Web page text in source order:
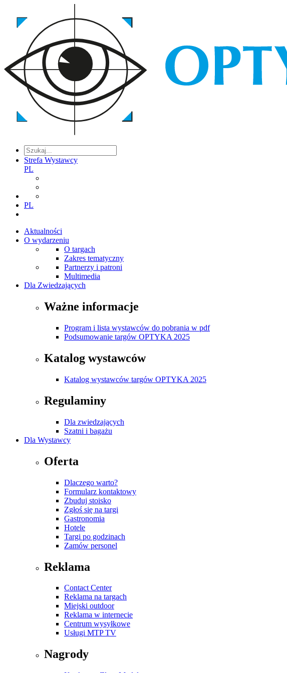
Strefa Wystawcy
PL
PL
Aktualności
O wydarzeniu
O targach
Zakres tematyczny
Partnerzy i patroni
Multimedia
Dla Zwiedzających
Ważne informacje
Program i lista wystawców do pobrania w pdf
Podsumowanie targów OPTYKA 2025
Katalog wystawców
Katalog wystawców targów OPTYKA 2025
Regulaminy
Dla zwiedzających
Szatni i bagażu
Dla Wystawcy
Oferta
Dlaczego warto?
Formularz kontaktowy
Zbuduj stoisko
Zgłoś się na targi
Gastronomia
Hotele
Targi po godzinach
Zamów personel
Reklama
Contact Center
Reklama na targach
Miejski outdoor
Reklama w internecie
Centrum wysyłkowe
Usługi MTP TV
Nagrody